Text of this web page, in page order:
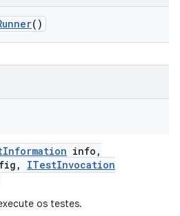
()
Information info ,
, ITestInvocation
os testes.